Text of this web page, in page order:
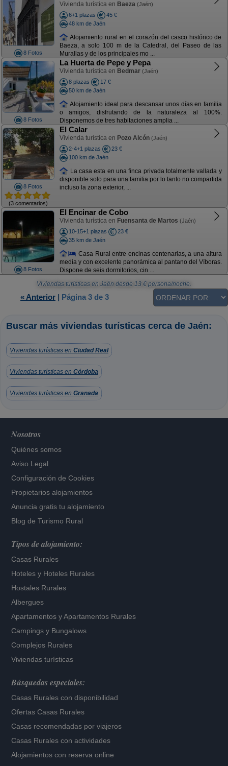
8 Fotos
Vivienda turística en Baeza (Jaén)
6+1 plazas
45 €
48 km de Jaén
Alojamiento rural en el corazón del casco histórico de
Baeza, a solo 100 m de la Catedral, del Paseo de las
Murallas y de los principales mo ...
8 Fotos
La Huerta de Pepe y Pepa
Vivienda turística en Bedmar (Jaén)
8 plazas
17 €
50 km de Jaén
Alojamiento ideal para descansar unos días en familia
o amigos, disfrutando de la naturaleza al 100%.
Disponemos de tres habitaciones amplia ...
8 Fotos
(3 comentarios)
El Calar
Vivienda turística en Pozo Alcón (Jaén)
2-4+1 plazas
23 €
100 km de Jaén
La casa esta en una finca privada totalmente vallada y
disponible solo para una familia por lo tanto no compartida
incluso la zona exterior, ...
8 Fotos
El Encinar de Cobo
Vivienda turística en Fuensanta de Martos (Jaén)
10-15+1 plazas
23 €
35 km de Jaén
Casa Rural entre encinas centenarias, a una altura
media y con excelente panorámica al pantano del Víboras.
Dispone de seis dormitorios, cin ...
Viviendas turísticas en Jaén desde 13 € persona/noche.
« Anterior | Página 3 de 3
Buscar más viviendas turísticas cerca de Jaén:
Viviendas turísticas en Ciudad Real
Viviendas turísticas en Córdoba
Viviendas turísticas en Granada
Nosotros
Quiénes somos
Aviso Legal
Configuración de Cookies
Propietarios alojamientos
Anuncia gratis tu alojamiento
Blog de Turismo Rural
Tipos de alojamiento:
Casas Rurales
Hoteles y Hoteles Rurales
Hostales Rurales
Albergues
Apartamentos yApartamentos Rurales
Campings y Bungalows
Complejos Rurales
Viviendas turísticas
Búsquedas especiales:
Casas Rurales con disponibilidad
Ofertas Casas Rurales
Casas recomendadas por viajeros
Casas Rurales con actividades
Alojamientos con reserva online